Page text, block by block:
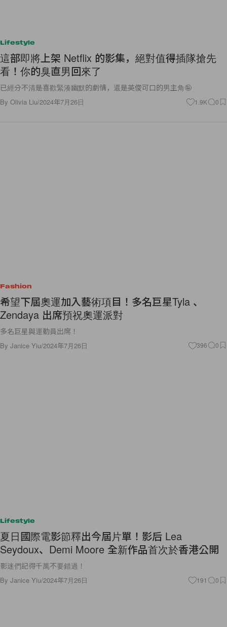
Lifestyle
這部即將上架 Netflix 的影集，絕對值得插隊搶先
看！你的臭直男回來了
已經分不清是喜歡緊湊幽默的劇情，還是英俊可口的男主角🤪
By Olivia Liu/2024年7月26日 1.9K 0
Fashion
希望下屆奧運加入藝術項目！多名巨星Tyla 、
Zendaya 出席預祝奧運派對
多名巨星與運動員出席！
By Janice Yiu/2024年7月26日 396 0
Lifestyle
夏日國際電影節釋出今屆片單！影后 Lea
Seydoux、Demi Moore 全新作品首次於香港公開
影迷們記得千萬不要錯過！
By Janice Yiu/2024年7月26日 191 0